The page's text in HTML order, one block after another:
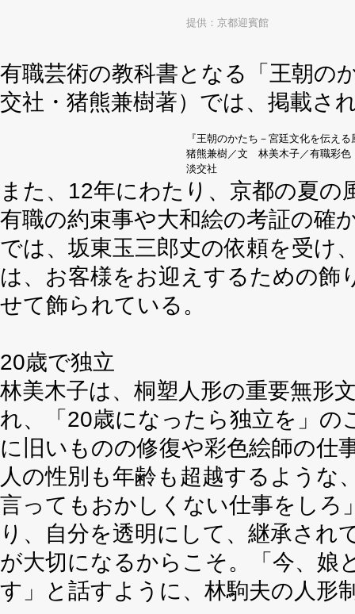
提供：京都迎賓館
有職芸術の教科書となる「王朝の
交社・猪熊兼樹著）では、掲載さ
『王朝のかたち－宮廷文化を伝え
猪熊兼樹／文 林美木子／有職彩色
淡交社
また、12年にわたり、京都の夏の
有職の約束事や大和絵の考証の確
では、坂東玉三郎丈の依頼を受け
は、お客様をお迎えするための飾
せて飾られている。
20歳で独立
林美木子は、桐塑人形の重要無形
れ、「20歳になったら独立を」
に旧いものの修復や彩色絵師の仕
人の性別も年齢も超越するよう
言ってもおかしくない仕事をしろ
り、自分を透明にして、継承さ
が大切になるからこそ。「今、娘
す」と話すように、林駒夫の人形